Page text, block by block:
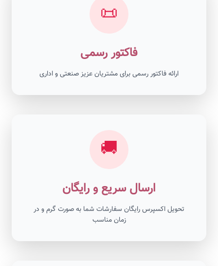
📜
فاکتور رسمی
ارائه فاکتور رسمی برای مشتریان عزیز صنعتی و اداری
🚚
ارسال سریع و رایگان
تحویل اکسپرس رایگان سفارشات شما به صورت گرم و در
زمان مناسب